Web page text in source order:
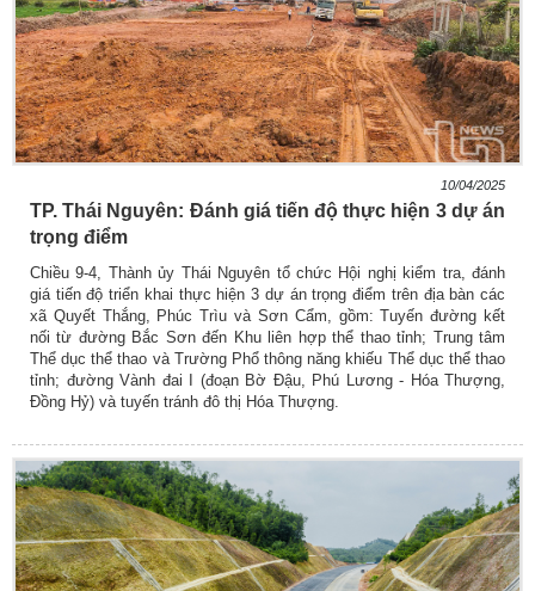
10/04/2025
TP. Thái Nguyên: Đánh giá tiến độ thực hiện 3 dự án
trọng điểm
Chiều 9-4, Thành ủy Thái Nguyên tổ chức Hội nghị kiểm tra, đánh
giá tiến độ triển khai thực hiện 3 dự án trọng điểm trên địa bàn các
xã Quyết Thắng, Phúc Trìu và Sơn Cẩm, gồm: Tuyến đường kết
nối từ đường Bắc Sơn đến Khu liên hợp thể thao tỉnh; Trung tâm
Thể dục thể thao và Trường Phổ thông năng khiếu Thể dục thể thao
tỉnh; đường Vành đai I (đoạn Bờ Đậu, Phú Lương - Hóa Thượng,
Đồng Hỷ) và tuyến tránh đô thị Hóa Thượng.